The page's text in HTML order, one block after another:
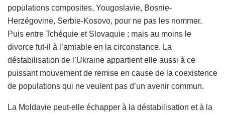
populations composites, Yougoslavie, Bosnie-
Herzégovine, Serbie-Kosovo, pour ne pas les nommer.
Puis entre Tchéquie et Slovaquie ; mais au moins le
divorce fut-il à l’amiable en la circonstance. La
déstabilisation de l’Ukraine appartient elle aussi à ce
puissant mouvement de remise en cause de la coexistence
de populations qui ne veulent pas d’un avenir commun.
La Moldavie peut-elle échapper à la déstabilisation et à la